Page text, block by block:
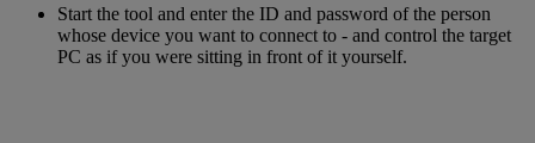
Start the tool and enter the ID and password of the person
whose device you want to connect to - and control the target
PC as if you were sitting in front of it yourself.